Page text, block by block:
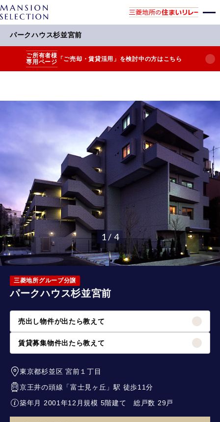
パークハウス杉並宮前
ご所有者様
専用ページ 「ご売却・賃貸活用」を検討中の方はこちら
1 / 4
三菱地所グループ分譲
パークハウス杉並宮前
売出し物件が出たら教えて
賃貸募集物件出たら教えて
東京都杉並区 宮前１丁目
京王井の頭線 「富士見ヶ丘 」駅 徒歩11分
築年月 2001年12月規模 5階建て総戸数 29戸